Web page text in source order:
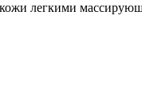
кожи легкими